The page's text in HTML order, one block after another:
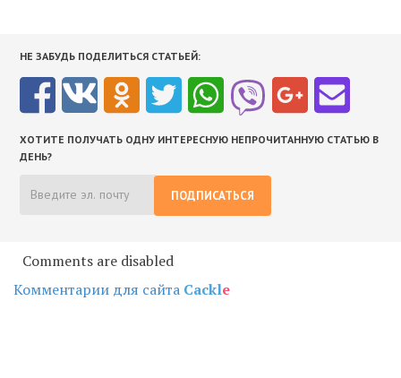
НЕ ЗАБУДЬ ПОДЕЛИТЬСЯ СТАТЬЕЙ:
ХОТИТЕ ПОЛУЧАТЬ ОДНУ ИНТЕРЕСНУЮ НЕПРОЧИТАННУЮ СТАТЬЮ В
ДЕНЬ?
ПОДПИСАТЬСЯ
Comments are disabled
Комментарии для сайта Cackle